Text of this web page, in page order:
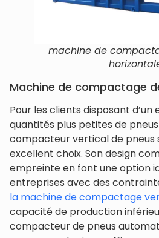
machine de
Machine de compactage
Pour les clients disposant
quantités plus petites de
compacteur vertical de pneus
excellent choix. Son design
empreinte en font une option
entreprises avec des
la machine de compactage
capacité de production
compacteur de pneus